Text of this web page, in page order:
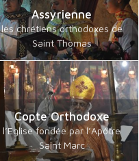
Assyrienne
les chrétiens orthodoxes de
Saint Thomas
Copte Orthodoxe
l’Eglise fondée par l’Apôtre
Saint Marc